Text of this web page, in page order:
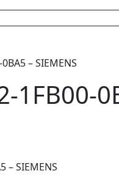
– SIEMENS
1FB00-
– SIEMENS